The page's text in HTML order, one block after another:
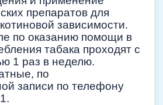
препаратов для
зависимости.
по оказанию помощи в
табака проходят с
1 раз в неделю.
по
записи по телефону